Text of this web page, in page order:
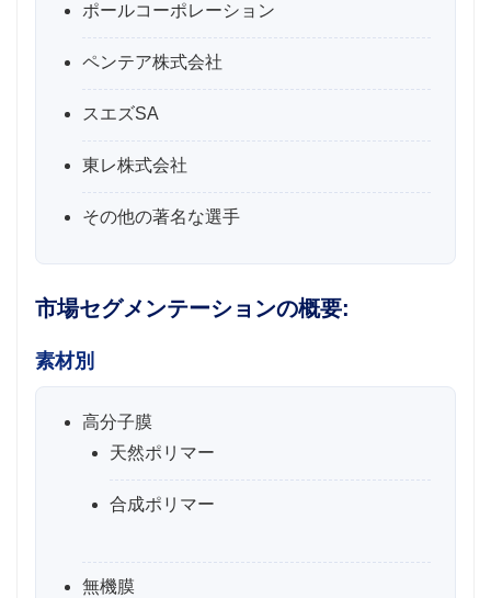
ポールコーポレーション
ペンテア株式会社
スエズSA
東レ株式会社
その他の著名な選手
市場セグメンテーションの概要:
素材別
高分子膜
天然ポリマー
合成ポリマー
無機膜